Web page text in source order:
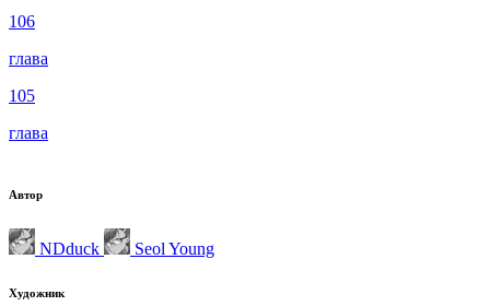
106
глава
105
глава
Автор
NDduck Seol Young
Художник